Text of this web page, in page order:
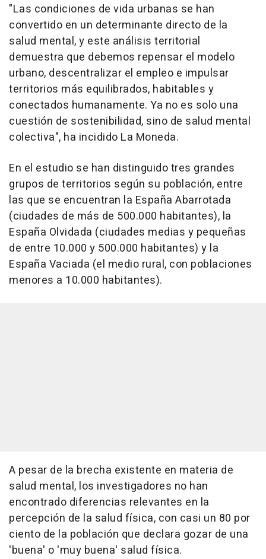
"Las condiciones de vida urbanas se han
convertido en un determinante directo de la
salud mental, y este análisis territorial
demuestra que debemos repensar el modelo
urbano, descentralizar el empleo e impulsar
territorios más equilibrados, habitables y
conectados humanamente. Ya no es solo una
cuestión de sostenibilidad, sino de salud mental
colectiva", ha incidido La Moneda.
En el estudio se han distinguido tres grandes
grupos de territorios según su población, entre
las que se encuentran la España Abarrotada
(ciudades de más de 500.000 habitantes), la
España Olvidada (ciudades medias y pequeñas
de entre 10.000 y 500.000 habitantes) y la
España Vaciada (el medio rural, con poblaciones
menores a 10.000 habitantes).
A pesar de la brecha existente en materia de
salud mental, los investigadores no han
encontrado diferencias relevantes en la
percepción de la salud física, con casi un 80 por
ciento de la población que declara gozar de una
'buena' o 'muy buena' salud física.